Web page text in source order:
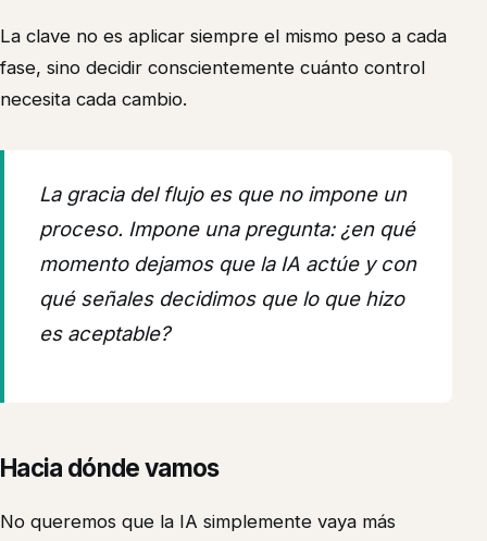
La clave no es aplicar siempre el mismo peso a cada
fase, sino decidir conscientemente cuánto control
necesita cada cambio.
La gracia del flujo es que no impone un
proceso. Impone una pregunta: ¿en qué
momento dejamos que la IA actúe y con
qué señales decidimos que lo que hizo
es aceptable?
Hacia dónde vamos
No queremos que la IA simplemente vaya más